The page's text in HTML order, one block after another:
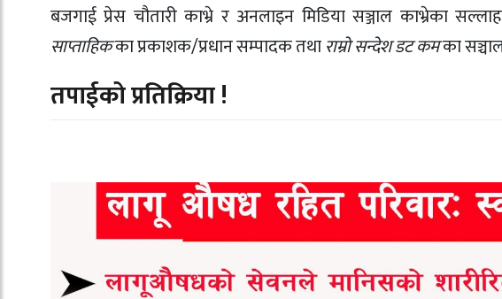
बजगाई प्रेस चौतारी काभ्रे र अनलाइन मिडिया सञ्जाल काभ्रेका
साप्ताहिकका प्रकाशक/प्रधान सम्पादक तथाराम्रो सन्देश डट कमका
तपाईको प्रतिक्रिया !